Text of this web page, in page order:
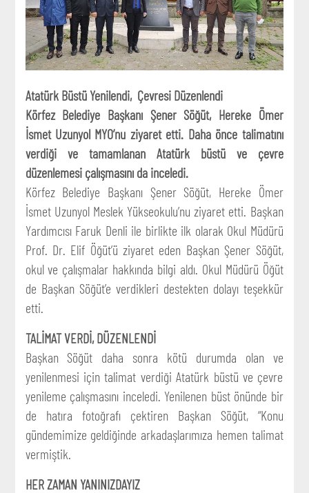
Atatürk Büstü Yenilendi, Çevresi Düzenlendi
Körfez Belediye Başkanı Şener Söğüt, Hereke Ömer
İsmet Uzunyol MYO’nu ziyaret etti. Daha önce talimatını
verdiği ve tamamlanan Atatürk büstü ve çevre
düzenlemesi çalışmasını da inceledi.
Körfez Belediye Başkanı Şener Söğüt, Hereke Ömer
İsmet Uzunyol Meslek Yükseokulu’nu ziyaret etti. Başkan
Yardımcısı Faruk Denli ile birlikte ilk olarak Okul Müdürü
Prof. Dr. Elif Öğüt’ü ziyaret eden Başkan Şener Söğüt,
okul ve çalışmalar hakkında bilgi aldı. Okul Müdürü Öğüt
de Başkan Söğüt’e verdikleri destekten dolayı teşekkür
etti.
TALİMAT VERDİ, DÜZENLENDİ
Başkan Söğüt daha sonra kötü durumda olan ve
yenilenmesi için talimat verdiği Atatürk büstü ve çevre
yenileme çalışmasını inceledi. Yenilenen büst önünde bir
de hatıra fotoğrafı çektiren Başkan Söğüt, “Konu
gündemimize geldiğinde arkadaşlarımıza hemen talimat
vermiştik.
HER ZAMAN YANINIZDAYIZ